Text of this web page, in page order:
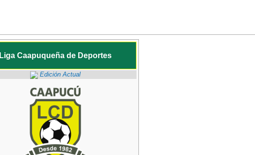
Liga Caapuqueña de Deportes
Edición Actual